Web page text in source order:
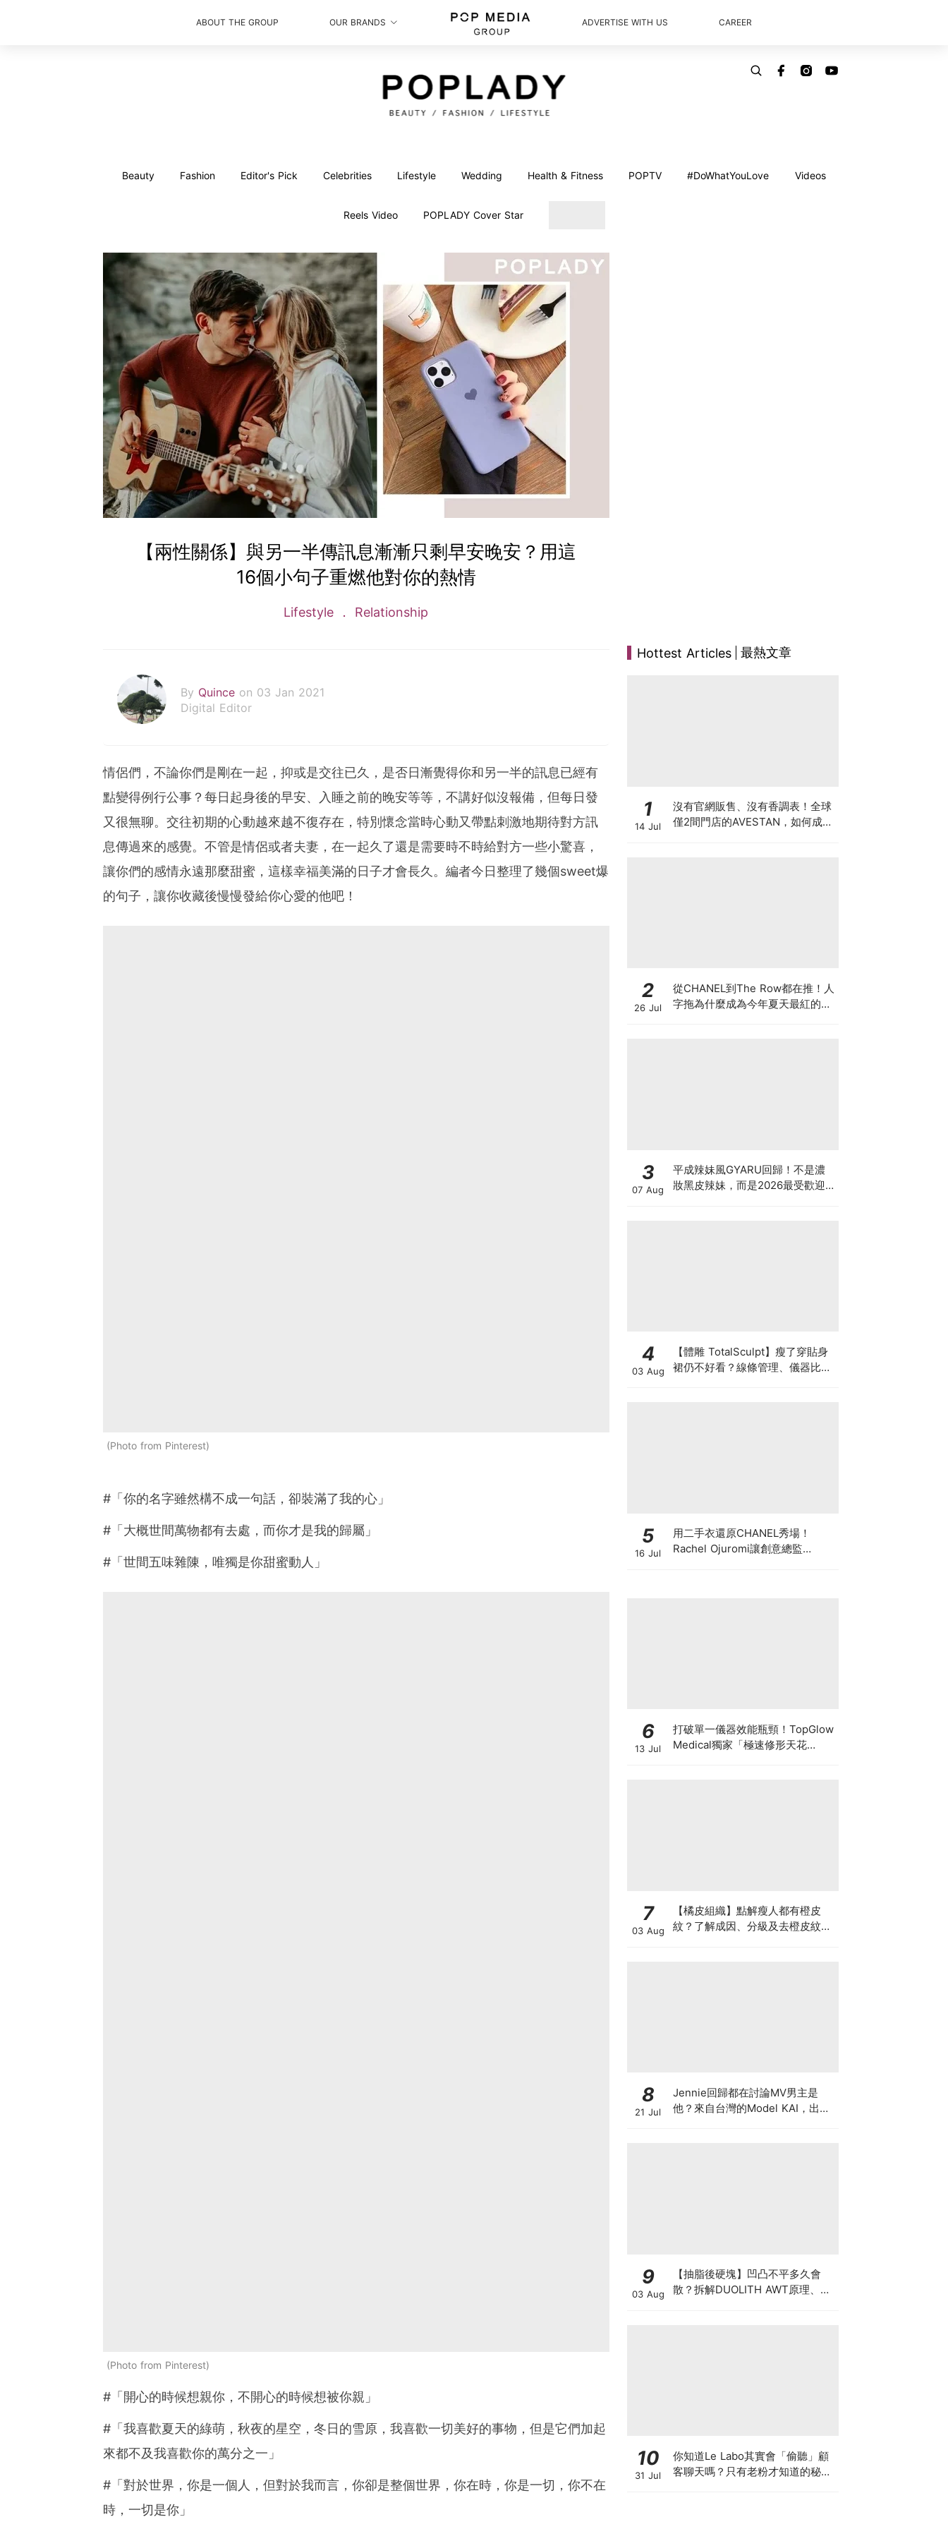
ABOUT THE GROUP OUR BRANDS ADVERTISE WITH US CAREER
Beauty Fashion Editor's Pick Celebrities Lifestyle Wedding Health & Fitness POPTV #DoWhatYouLove Videos
Reels Video POPLADY Cover Star
【兩性關係】與另一半傳訊息漸漸只剩早安晚安？用這
16個小句子重燃他對你的熱情
Lifestyle Relationship
By Quince on 03 Jan 2021
Digital Editor
情侶們，不論你們是剛在一起，抑或是交往已久，是否日漸覺得你和另一半的訊息已經有
點變得例行公事？每日起身後的早安、入睡之前的晚安等等，不講好似沒報備，但每日發
又很無聊。交往初期的心動越來越不復存在，特別懷念當時心動又帶點刺激地期待對方訊
息傳過來的感覺。不管是情侶或者夫妻，在一起久了還是需要時不時給對方一些小驚喜，
讓你們的感情永遠那麼甜蜜，這樣幸福美滿的日子才會長久。編者今日整理了幾個sweet爆
的句子，讓你收藏後慢慢發給你心愛的他吧！
Photo from Pinterest
#「你的名字雖然構不成一句話，卻裝滿了我的心」
#「大概世間萬物都有去處，而你才是我的歸屬」
#「世間五味雜陳，唯獨是你甜蜜動人」
Photo from Pinterest
#「開心的時候想親你，不開心的時候想被你親」
#「我喜歡夏天的綠萌，秋夜的星空，冬日的雪原，我喜歡一切美好的事物，但是它們加起
來都不及我喜歡你的萬分之一」
#「對於世界，你是一個人，但對於我而言，你卻是整個世界，你在時，你是一切，你不在
時，一切是你」
Hottest Articles 最熱文章
1
14 Jul
沒有官網販售、沒有香調表！全球
僅2間門店的AVESTAN，如何成為
2
26 Jul
從CHANEL到The Row都在推！人
字拖為什麼成為今年夏天最紅的
3
07 Aug
平成辣妹風GYARU回歸！不是濃
妝黑皮辣妹，而是2026最受歡迎
4
03 Aug
【體雕 TotalSculpt】瘦了穿貼身
裙仍不好看？線條管理、儀器比較
5
16 Jul
用二手衣還原CHANEL秀場！
Rachel Ojuromi讓創意總監
6
13 Jul
打破單一儀器效能瓶頸！TopGlow
Medical獨家「極速修形天花
7
03 Aug
【橘皮組織】點解瘦人都有橙皮
紋？了解成因、分級及去橙皮紋改
8
21 Jul
Jennie回歸都在討論MV男主是
他？來自台灣的Model KAI，出演
9
03 Aug
【抽脂後硬塊】凹凸不平多久會
散？拆解DUOLITH AWT原理、按
10
31 Jul
你知道Le Labo其實會「偷聽」顧
客聊天嗎？只有老粉才知道的秘密